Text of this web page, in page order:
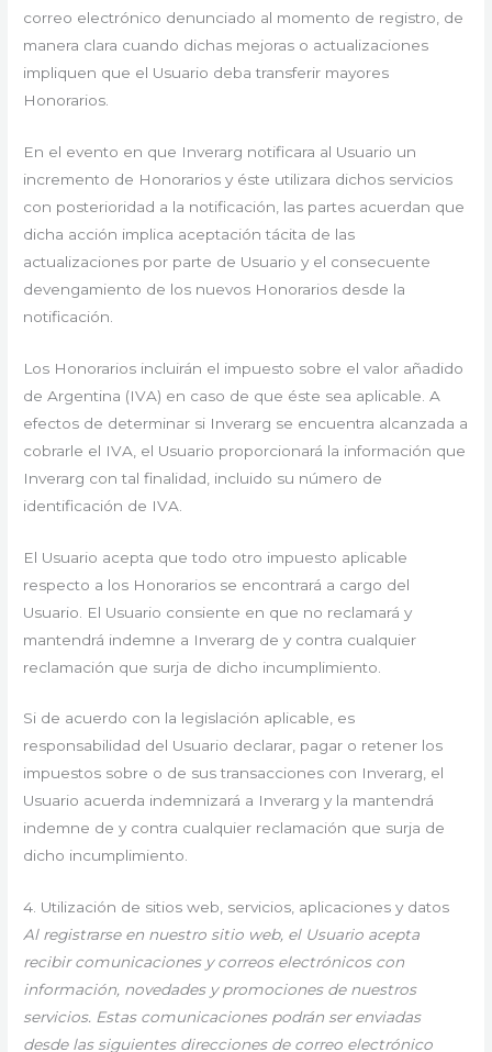
correo electrónico denunciado al momento de registro, de
manera clara cuando dichas mejoras o actualizaciones
impliquen que el Usuario deba transferir mayores
Honorarios.
En el evento en que Inverarg notificara al Usuario un
incremento de Honorarios y éste utilizara dichos servicios
con posterioridad a la notificación, las partes acuerdan que
dicha acción implica aceptación tácita de las
actualizaciones por parte de Usuario y el consecuente
devengamiento de los nuevos Honorarios desde la
notificación.
Los Honorarios incluirán el impuesto sobre el valor añadido
de Argentina (IVA) en caso de que éste sea aplicable. A
efectos de determinar si Inverarg se encuentra alcanzada a
cobrarle el IVA, el Usuario proporcionará la información que
Inverarg con tal finalidad, incluido su número de
identificación de IVA.
El Usuario acepta que todo otro impuesto aplicable
respecto a los Honorarios se encontrará a cargo del
Usuario. El Usuario consiente en que no reclamará y
mantendrá indemne a Inverarg de y contra cualquier
reclamación que surja de dicho incumplimiento.
Si de acuerdo con la legislación aplicable, es
responsabilidad del Usuario declarar, pagar o retener los
impuestos sobre o de sus transacciones con Inverarg, el
Usuario acuerda indemnizará a Inverarg y la mantendrá
indemne de y contra cualquier reclamación que surja de
dicho incumplimiento.
4. Utilización de sitios web, servicios, aplicaciones y datos
Al registrarse en nuestro sitio web, el Usuario acepta
recibir comunicaciones y correos electrónicos con
información, novedades y promociones de nuestros
servicios. Estas comunicaciones podrán ser enviadas
desde las siguientes direcciones de correo electrónico